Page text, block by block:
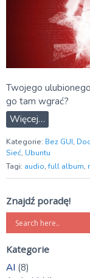
Twojego
go tam wgrać?
Więcej…
Kategorie: Bez GUI,
Sieć, Ubuntu
Tagi: audio, full album,
Znajdź poradę!
Kategorie
AI (8)